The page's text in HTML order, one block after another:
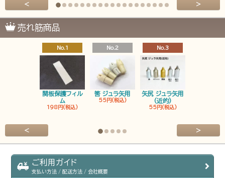
< >
売れ筋商品
No.1
関板保護フィル
ム
198円(税込)
No.2
筈 ジュラ矢用
55円(税込)
No.3
矢尻 ジュラ矢用
(近的)
55円(税込)
< >
ご利用ガイド
支払い方法 / 配送方法 / 会社概要